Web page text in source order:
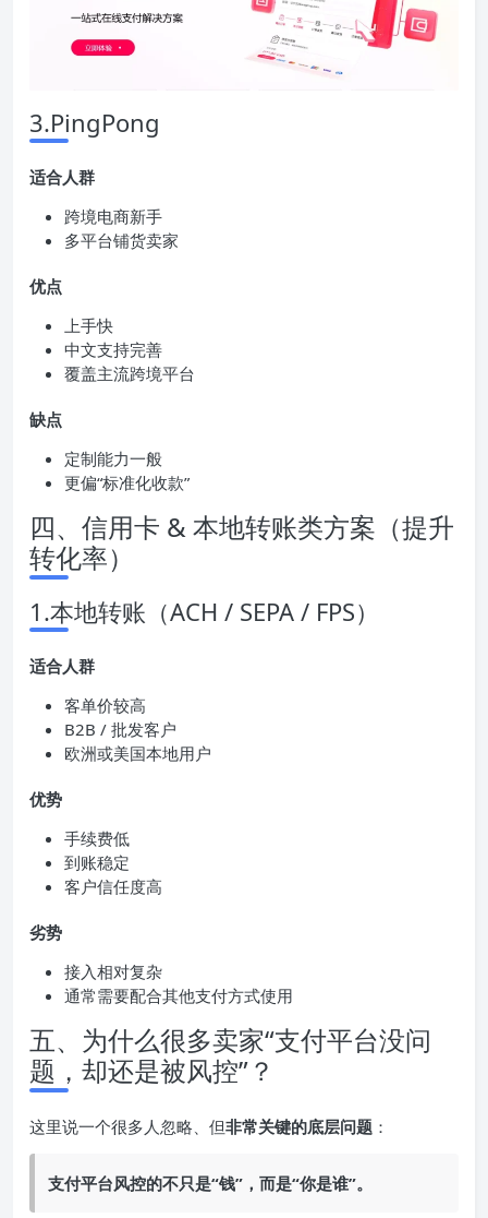
3.PingPong
适合人群
跨境电商新手
多平台铺货卖家
优点
上手快
中文支持完善
覆盖主流跨境平台
缺点
定制能力一般
更偏“标准化收款”
四、信用卡 & 本地转账类方案（提升
转化率）
1.本地转账（ACH / SEPA / FPS）
适合人群
客单价较高
B2B / 批发客户
欧洲或美国本地用户
优势
手续费低
到账稳定
客户信任度高
劣势
接入相对复杂
通常需要配合其他支付方式使用
五、为什么很多卖家“支付平台没问
题，却还是被风控”？
这里说一个很多人忽略、但非常关键的底层问题 ：
支付平台风控的不只是“钱”，而是“你是谁”。